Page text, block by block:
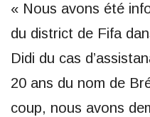
« Nous avons été
du district de Fifa
Didi du cas
20 ans du nom de
coup, nous avons